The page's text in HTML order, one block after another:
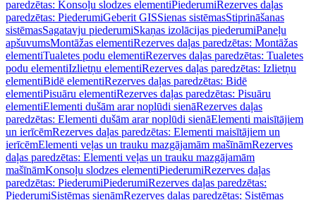
paredzētas: Konsoļu slodzes elementiPiederumiRezerves daļas
paredzētas: PiederumiGeberit GISSienas sistēmasStiprināšanas
sistēmasSagatavju piederumiSkaņas izolācijas piederumiPaneļu
apšuvumsMontāžas elementiRezerves daļas paredzētas: Montāžas
elementiTualetes podu elementiRezerves daļas paredzētas: Tualetes
podu elementiIzlietņu elementiRezerves daļas paredzētas: Izlietņu
elementiBidē elementiRezerves daļas paredzētas: Bidē
elementiPisuāru elementiRezerves daļas paredzētas: Pisuāru
elementiElementi dušām arar noplūdi sienāRezerves daļas
paredzētas: Elementi dušām arar noplūdi sienāElementi maisītājiem
un ierīcēmRezerves daļas paredzētas: Elementi maisītājiem un
ierīcēmElementi veļas un trauku mazgājamām mašīnāmRezerves
daļas paredzētas: Elementi veļas un trauku mazgājamām
mašīnāmKonsoļu slodzes elementiPiederumiRezerves daļas
paredzētas: PiederumiPiederumiRezerves daļas paredzētas:
PiederumiSistēmas sienāmRezerves daļas paredzētas: Sistēmas